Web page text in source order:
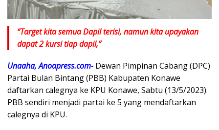
“Target kita semua Dapil terisi, namun kita upayakan
dapat 2 kursi tiap dapil,”
Unaaha, Anoapress.com- Dewan Pimpinan Cabang (DPC)
Partai Bulan Bintang (PBB) Kabupaten Konawe
daftarkan calegnya ke KPU Konawe, Sabtu (13/5/2023).
PBB sendiri menjadi partai ke 5 yang mendaftarkan
calegnya di KPU.